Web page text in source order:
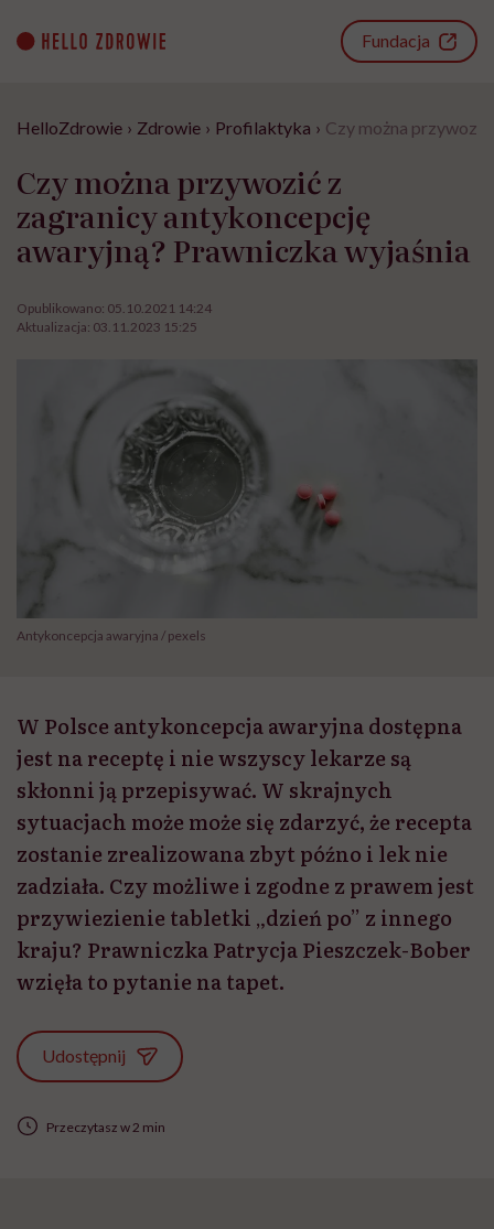
content
Fundacja
HelloZdrowie › Zdrowie › Profilaktyka › Czy można
Czy można przywozić z
zagranicy antykoncepcję
awaryjną? Prawniczka wyjaśnia
Opublikowano: 05.10.2021 14:24
Aktualizacja: 03.11.2023 15:25
Antykoncepcja awaryjna / pexels
W Polsce antykoncepcja awaryjna dostępna
jest na receptę i nie wszyscy lekarze są
skłonni ją przepisywać. W skrajnych
sytuacjach może może się zdarzyć, że recepta
zostanie zrealizowana zbyt późno i lek nie
zadziała. Czy możliwe i zgodne z prawem jest
przywiezienie tabletki „dzień po” z innego
kraju? Prawniczka Patrycja Pieszczek-Bober
wzięła to pytanie na tapet.
Udostępnij
Przeczytasz w 2 min